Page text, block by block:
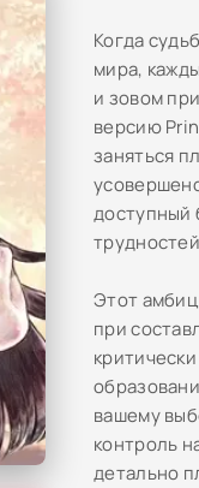
Когда
мира,
и зовом
версию
заняться
доступный
Этот
при
вашему
контроль
детально